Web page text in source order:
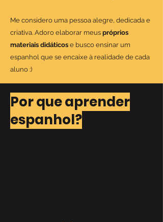
Me considero uma pessoa alegre, dedicada e
criativa. Adoro elaborar meus próprios
materiais didáticos e busco ensinar um
espanhol que se encaixe à realidade de cada
aluno :)
Por que aprender
espanhol?